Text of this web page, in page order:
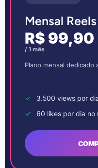
Mensal
R$ 99,90
/ 1 mês
Plano mensal dedicado
3.500 views por
60 likes por dia no